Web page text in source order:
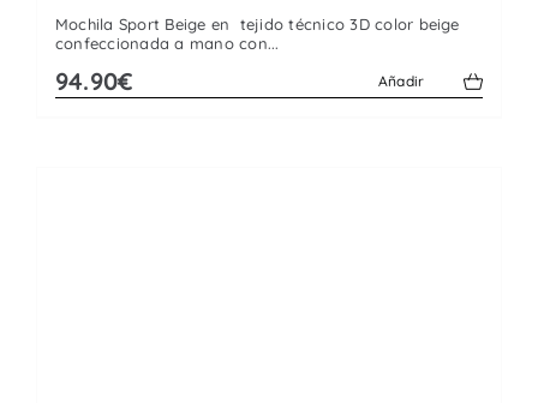
Mochila Sport Beige en tejido técnico 3D color beige
confeccionada a mano con...
94.90€ Añadir